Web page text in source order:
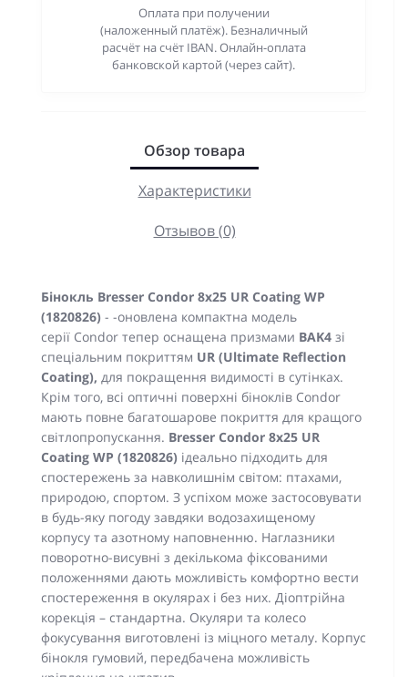
Оплата при получении
(наложенный платёж). Безналичный
расчёт на счёт IBAN. Онлайн-оплата
банковской картой (через сайт).
Обзор товара
Характеристики
Отзывов (0)
Бінокль Bresser Condor 8x25 UR Coating WP
(1820826) - -оновлена компактна модель
серії Condor тепер оснащена призмами BАK4 зі
спеціальним покриттям UR (Ultimate Reflection
Coating), для покращення видимості в сутінках.
Крім того, всі оптичні поверхні біноклів Condor
мають повне багатошарове покриття для кращого
світлопропускання. Bresser Condor 8x25 UR
Coating WP (1820826) ідеально підходить для
спостережень за навколишнім світом: птахами,
природою, спортом. З успіхом може застосовувати
в будь-яку погоду завдяки водозахищеному
корпусу та азотному наповненню. Наглазники
поворотно-висувні з декількома фіксованими
положеннями дають можливість комфортно вести
спостереження в окулярах і без них. Діоптрійна
корекція – стандартна. Окуляри та колесо
фокусування виготовлені із міцного металу. Корпус
бінокля гумовий, передбачена можливість